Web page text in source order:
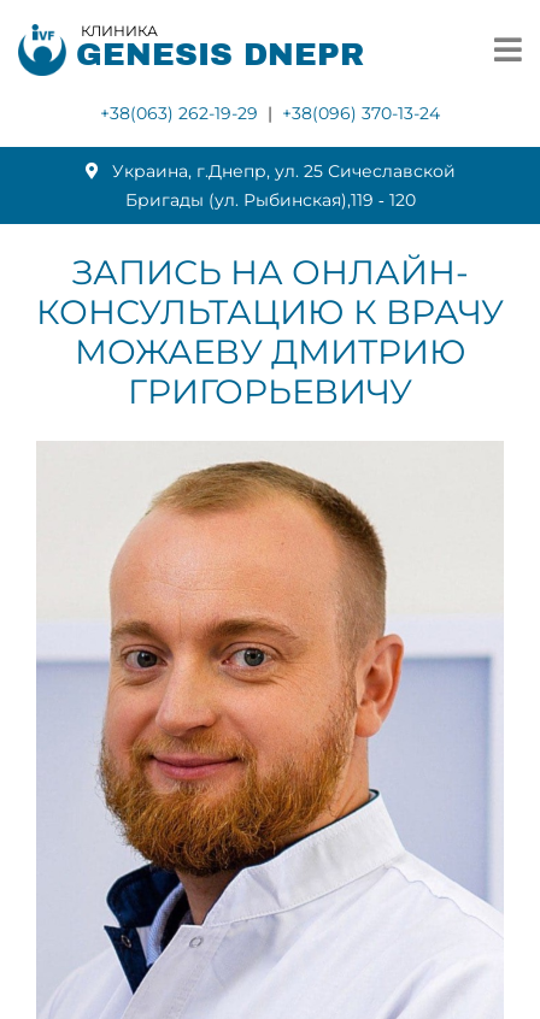
КЛИНИКА
GENESIS DNEPR
+38(063) 262-19-29 | +38(096) 370-13-24
Украина, г.Днепр, ул. 25 Сичеславской
Бригады (ул. Рыбинская),119 ‑ 120
ЗАПИСЬ НА ОНЛАЙН-
КОНСУЛЬТАЦИЮ К ВРАЧУ
МОЖАЕВУ ДМИТРИЮ
ГРИГОРЬЕВИЧУ